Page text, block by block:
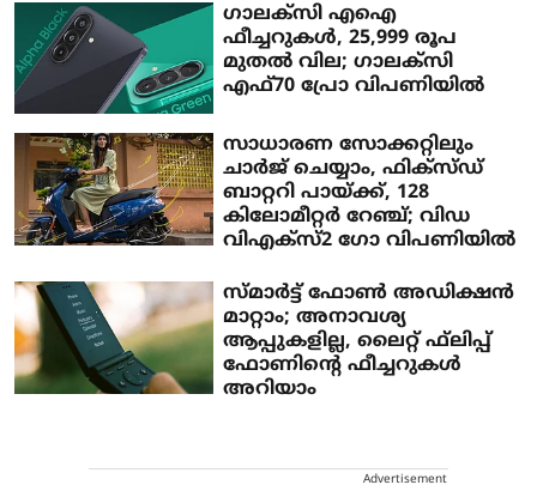
ഗാലക്‌സി എഐ
ഫീച്ചറുകള്‍, 25,999 രൂപ
മുതല്‍ വില; ഗാലക്‌സി
എഫ്70 പ്രോ വിപണിയില്‍
സാധാരണ സോക്കറ്റിലും
ചാര്‍ജ് ചെയ്യാം, ഫിക്‌സ്ഡ്
ബാറ്ററി പായ്ക്ക്, 128
കിലോമീറ്റര്‍ റേഞ്ച്; വിഡ
വിഎക്‌സ്2 ഗോ വിപണിയില്‍
സ്മാര്‍ട്ട് ഫോണ്‍ അഡിക്ഷന്‍
മാറ്റാം; അനാവശ്യ
ആപ്പുകളില്ല, ലൈറ്റ് ഫ്‌ലിപ്പ്
ഫോണിന്റെ ഫീച്ചറുകള്‍
അറിയാം
Advertisement